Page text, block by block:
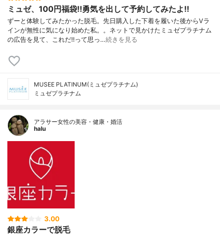
ミュゼ、100円福袋‼︎勇気を出して予約してみたよ‼︎
ずーと体験してみたかった脱毛。先日購入した下着を履いた後からVラ
インが無性に気になり始めた私。。ネットで見かけたミュゼプラチナム
の広告を見て、これだ‼︎って思っ…続きを見る
MUSEE PLATINUM(ミュゼプラチナム)
ミュゼプラチナム
アラサー女性の美容・健康・婚活
halu
3.00
銀座カラーで脱毛